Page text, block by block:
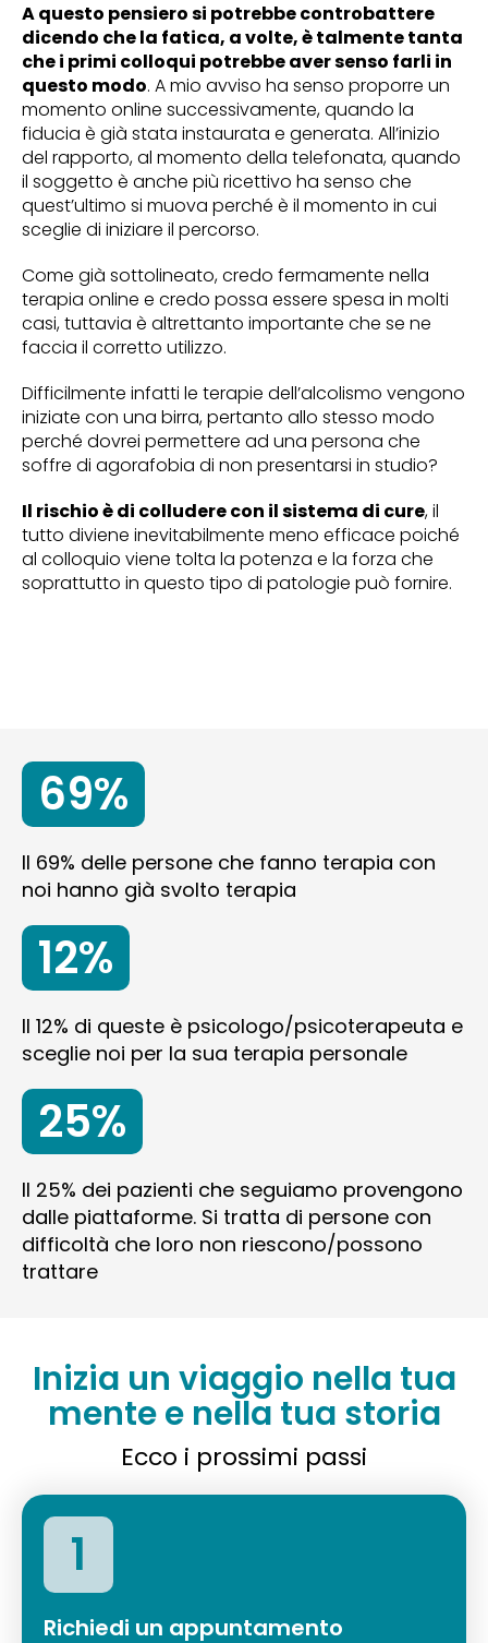
A questo pensiero si potrebbe controbattere
dicendo che la fatica, a volte, è talmente tanta
che i primi colloqui potrebbe aver senso farli in
questo modo. A mio avviso ha senso proporre un
momento online successivamente, quando la
fiducia è già stata instaurata e generata. All’inizio
del rapporto, al momento della telefonata, quando
il soggetto è anche più ricettivo ha senso che
quest’ultimo si muova perché è il momento in cui
sceglie di iniziare il percorso.
Come già sottolineato, credo fermamente nella
terapia online e credo possa essere spesa in molti
casi, tuttavia è altrettanto importante che se ne
faccia il corretto utilizzo.
Difficilmente infatti le terapie dell’alcolismo vengono
iniziate con una birra, pertanto allo stesso modo
perché dovrei permettere ad una persona che
soffre di agorafobia di non presentarsi in studio?
Il rischio è di colludere con il sistema di cure, il
tutto diviene inevitabilmente meno efficace poiché
al colloquio viene tolta la potenza e la forza che
soprattutto in questo tipo di patologie può fornire.
69%
Il 69% delle persone che fanno terapia con
noi hanno già svolto terapia
12%
Il 12% di queste è psicologo/psicoterapeuta e
sceglie noi per la sua terapia personale
25%
Il 25% dei pazienti che seguiamo provengono
dalle piattaforme. Si tratta di persone con
difficoltà che loro non riescono/possono
trattare
Inizia un viaggio nella tua
mente e nella tua storia
Ecco i prossimi passi
1
Richiedi un appuntamento